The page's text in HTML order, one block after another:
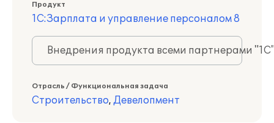
Продукт
1С:Зарплата и управление персоналом 8
Внедрения продукта всеми партнерами
Отрасль / Функциональная задача
Строительство, Девелопмент